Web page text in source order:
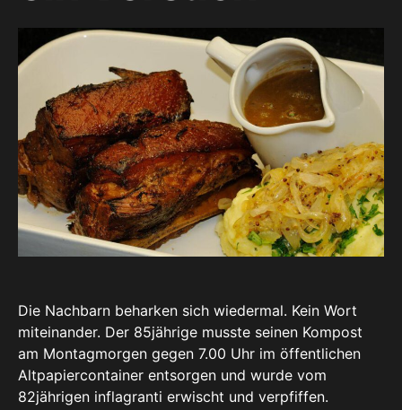
Die Nachbarn beharken sich wiedermal. Kein Wort
miteinander. Der 85jährige musste seinen Kompost
am Montagmorgen gegen 7.00 Uhr im öffentlichen
Altpapiercontainer entsorgen und wurde vom
82jährigen inflagranti erwischt und verpfiffen.